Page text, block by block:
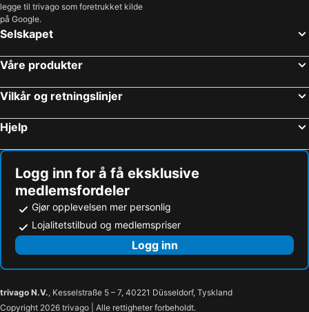
Hoteller i Amalfikysten
Hoteller i Split-Dalmatien
legge til trivago som foretrukket kilde
på Google.
Selskapet
Våre produkter
Vilkår og retningslinjer
Hjelp
Logg inn for å få eksklusive
medlemsfordeler
Gjør opplevelsen mer personlig
Lojalitetstilbud og medlemspriser
Logg inn
trivago N.V., Kesselstraße 5 – 7, 40221 Düsseldorf, Tyskland
Copyright 2026 trivago | Alle rettigheter forbeholdt.